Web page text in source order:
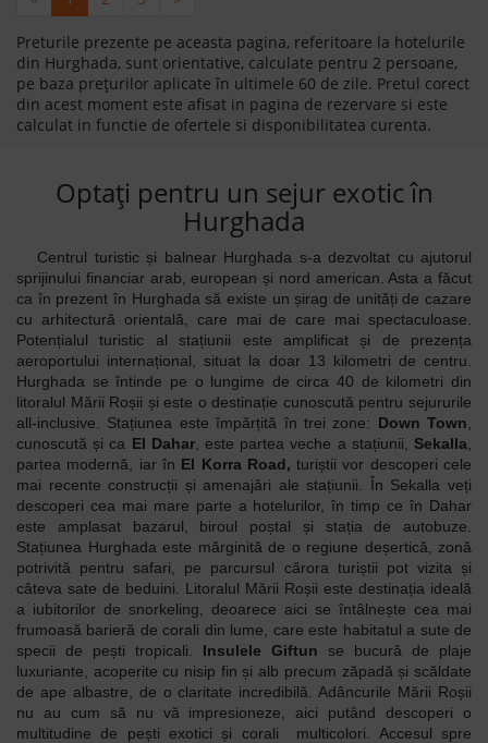
Preturile prezente pe aceasta pagina, referitoare la hotelurile
din Hurghada, sunt orientative, calculate pentru 2 persoane,
pe baza prețurilor aplicate în ultimele 60 de zile. Pretul corect
din acest moment este afisat in pagina de rezervare si este
calculat in functie de ofertele si disponibilitatea curenta.
Optați pentru un sejur exotic în
Hurghada
Centrul turistic și balnear Hurghada s-a dezvoltat cu ajutorul
sprijinului financiar arab, european și nord american. Asta a făcut
ca în prezent în Hurghada să existe un șirag de unități de cazare
cu arhitectură orientală, care mai de care mai spectaculoase.
Potențialul turistic al stațiunii este amplificat și de prezența
aeroportului internațional, situat la doar 13 kilometri de centru.
Hurghada se întinde pe o lungime de circa 40 de kilometri din
litoralul Mării Roșii și este o destinație cunoscută pentru sejururile
all-inclusive. Stațiunea este împărțită în trei zone: Down Town
cunoscută și ca El Dahar, este partea veche a stațiunii, Sekalla
partea modernă, iar în El Korra Road,turiștii vor descoperi cele
mai recente construcții și amenajări ale stațiunii. În Sekalla veți
descoperi cea mai mare parte a hotelurilor, în timp ce în Dahar
este amplasat bazarul, biroul poștal și stația de autobuze.
Stațiunea Hurghada este mărginită de o regiune deșertică, zonă
potrivită pentru safari, pe parcursul cărora turiștii pot vizita și
câteva sate de beduini. Litoralul Mării Roșii este destinația ideală
a iubitorilor de snorkeling, deoarece aici se întâlnește cea mai
frumoasă barieră de corali din lume, care este habitatul a sute de
specii de pești tropicali. Insulele Giftun se bucură de plaje
luxuriante, acoperite cu nisip fin și alb precum zăpadă și scăldate
de ape albastre, de o claritate incredibilă. Adâncurile Mării Roșii
nu au cum să nu vă impresioneze, aici putând descoperi o
multitudine de pești exotici și corali multicolori. Accesul spre